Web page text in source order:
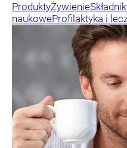
ProduktyŻywienie
naukoweProfilaktyka i